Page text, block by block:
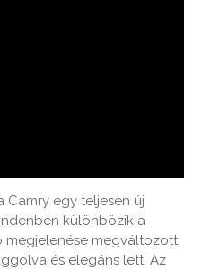
egy teljesen új
különbözik a
megjelenése megváltozott
és elegáns lett. Az